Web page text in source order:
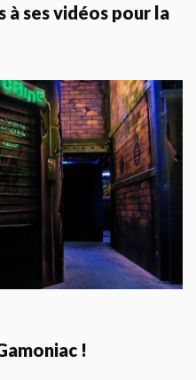
ses vidéos pour la
!